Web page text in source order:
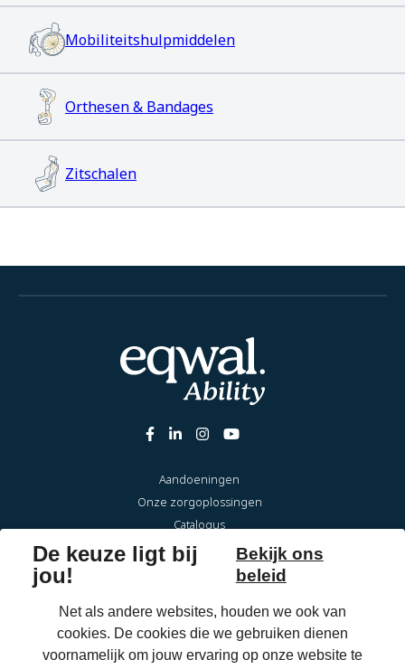
Zorgprofessionals
OrthoShop
Onderhoud & herstelling
FAQ
Mobiliteitshulpmiddelen
Orthesen & Bandages
Zitschalen
Aandoeningen
Onze zorgoplossingen
Catalogus
Over Eqwal Ability
Veelgestelde vragen
Voor zorgprofessionals
OrthoShop